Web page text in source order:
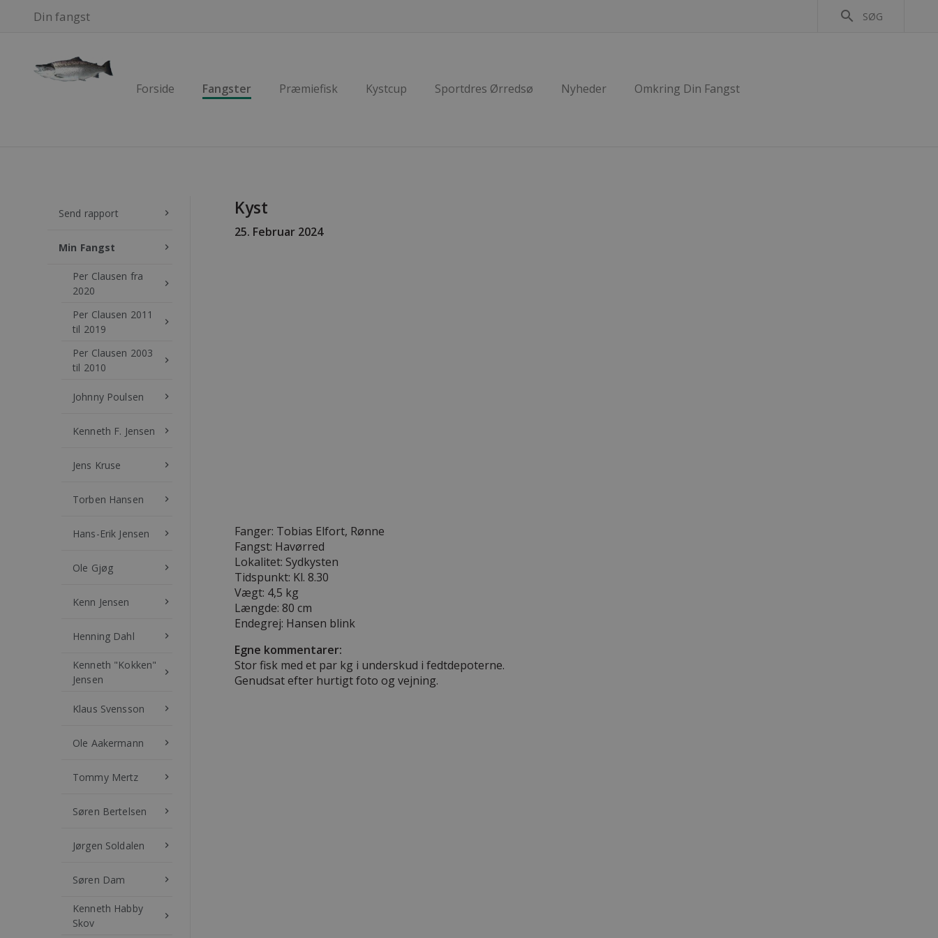
Din fangst search SØG
Forside Fangster Præmiefisk Kystcup Sportdres Ørredsø Nyheder Omkring Din Fangst
Send rapport keyboard_arrow_right
Min Fangst keyboard_arrow_right
Per Clausen fra
2020
keyboard_arrow_right
Per Clausen 2011
til 2019
keyboard_arrow_right
Per Clausen 2003
til 2010
keyboard_arrow_right
Johnny Poulsen keyboard_arrow_right
Kenneth F. Jensen keyboard_arrow_right
Jens Kruse keyboard_arrow_right
Torben Hansen keyboard_arrow_right
Hans-Erik Jensen keyboard_arrow_right
Ole Gjøg keyboard_arrow_right
Kenn Jensen keyboard_arrow_right
Henning Dahl keyboard_arrow_right
Kenneth "Kokken"
Jensen
keyboard_arrow_right
Klaus Svensson keyboard_arrow_right
Ole Aakermann keyboard_arrow_right
Tommy Mertz keyboard_arrow_right
Søren Bertelsen keyboard_arrow_right
Jørgen Soldalen keyboard_arrow_right
Søren Dam keyboard_arrow_right
Kenneth Habby
Skov
keyboard_arrow_right
Kyst
25. Februar 2024
Fanger: Tobias Elfort, Rønne
Fangst: Havørred
Lokalitet: Sydkysten
Tidspunkt: Kl. 8.30
Vægt: 4,5 kg
Længde: 80 cm
Endegrej: Hansen blink
Egne kommentarer:
Stor fisk med et par kg i underskud i fedtdepoterne.
Genudsat efter hurtigt foto og vejning.